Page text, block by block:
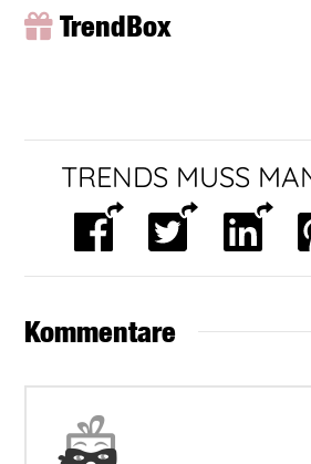
TrendBox
TRENDS MUSS
Kommentare